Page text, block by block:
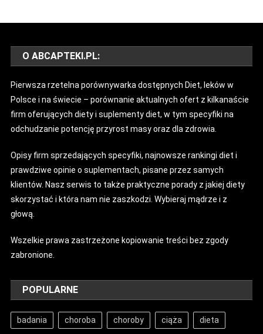
O ABCAPTEKI.PL:
Pierwsza rzetelna porównywarka dostępnych Diet, leków w
Polsce i na świecie – porównanie aktualnych ofert z kilkanaście
firm oferujących diety i suplementy diet, w tym specyfiki na
odchudzanie potencję przyrost masy oraz dla zdrowia.
Opisy firm sprzedających specyfiki, najnowsze rankingi diet i
prawdziwe opinie o suplementach, pisane przez samych
klientów. Nasz serwis to także praktyczne porady z jakiej diety
skorzystać i która nam nie zaszkodzi. Wybieraj mądrze i z
głową.
Wszelkie prawa zastrzeżone kopiowanie treści bez zgody
zabronione.
POPULARNE
badania choroba choroby ciąża dieta